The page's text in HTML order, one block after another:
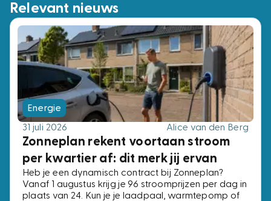
Relevant nieuws
Energie
31 juli 2026
Alice van den Berg
Zonneplan rekent voortaan stroom
per kwartier af: dit merk jij ervan
Heb je een dynamisch contract bij Zonneplan?
Vanaf 1 augustus krijg je 96 stroomprijzen per dag in
plaats van 24. Kun je je laadpaal, warmtepomp of